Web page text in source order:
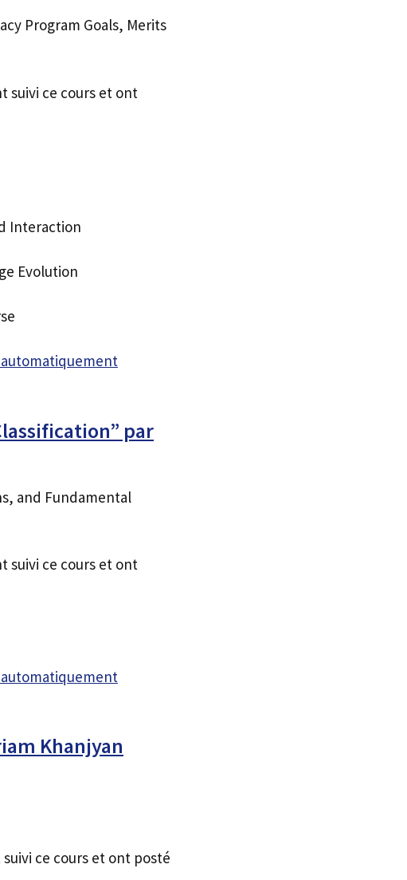
Program Goals, Merits
suivi ce cours et ont
Interaction
Evolution
automatiquement
par
and Fundamental
suivi ce cours et ont
automatiquement
Khanjyan
ce cours et ont posté